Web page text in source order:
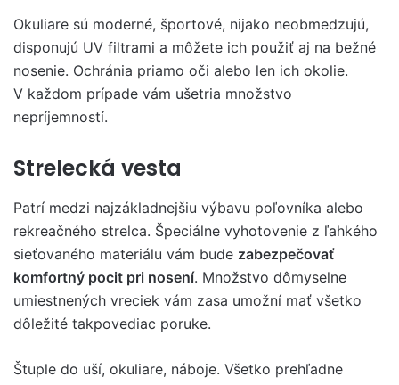
Okuliare sú moderné, športové, nijako neobmedzujú,
disponujú UV filtrami a môžete ich použiť aj na bežné
nosenie. Ochránia priamo oči alebo len ich okolie.
V každom prípade vám ušetria množstvo
nepríjemností.
Strelecká vesta
Patrí medzi najzákladnejšiu výbavu poľovníka alebo
rekreačného strelca. Špeciálne vyhotovenie z ľahkého
sieťovaného materiálu vám bude zabezpečovať
komfortný pocit pri nosení. Množstvo dômyselne
umiestnených vreciek vám zasa umožní mať všetko
dôležité takpovediac poruke.
Štuple do uší, okuliare, náboje. Všetko prehľadne